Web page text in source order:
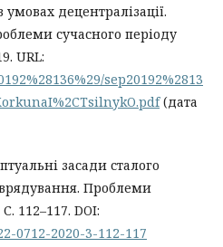
децентралізації.
сучасного періоду
URL:
sep20192%2813
(дата
засади сталого
Проблеми
112–117. DOI:
0712-2020-3-112-117